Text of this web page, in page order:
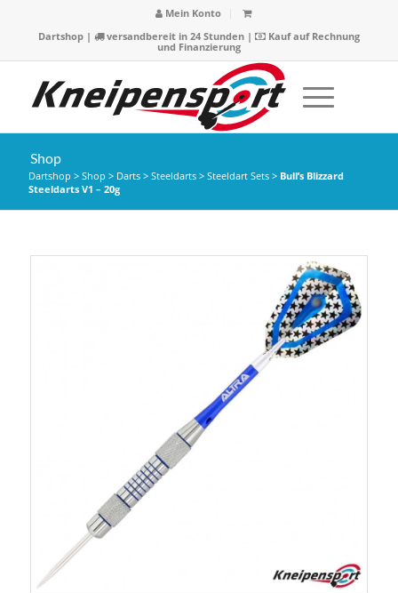
Mein Konto
Dartshop| versandbereit in 24 Stunden |
Kauf auf Rechnung
und Finanzierung
Shop
Dartshop > Shop > Darts> Steeldarts> Steeldart Sets> Bull’s Blizzard
Steeldarts V1 – 20g